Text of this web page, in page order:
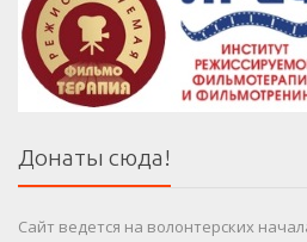
Донаты сюда!
Сайт ведется на волонтерских